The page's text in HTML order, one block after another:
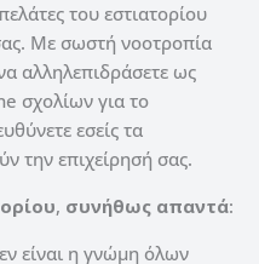
του εστιατορίου
Με σωστή νοοτροπία
αλληλεπιδράσετε ως
σχολίων για το
εσείς τα
την επιχείρησή σας.
, συνήθως απαντά:
είναι η γνώμη όλων